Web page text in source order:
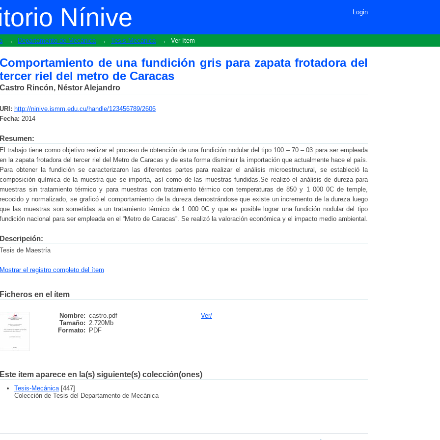
Nínive
gris para zapata frotadora del tercer riel del metro de
Login
→ Departamento de Mecánica → Tesis-Mecánica → Ver ítem
Comportamiento de una fundición gris para zapata frotadora del
tercer riel del metro de Caracas
Castro Rincón, Néstor Alejandro
URI: http://ninive.ismm.edu.cu/handle/123456789/2606
Fecha: 2014
Resumen:
El trabajo tiene como objetivo realizar el proceso de obtención de una fundición nodular del tipo 100 – 70 – 03 para ser empleada
en la zapata frotadora del tercer riel del Metro de Caracas y de esta forma disminuir la importación que actualmente hace el país.
Para obtener la fundición se caracterizaron las diferentes partes para realizar el análisis microestructural, se estableció la
composición química de la muestra que se importa, así como de las muestras fundidas.Se realizó el análisis de dureza para
muestras sin tratamiento térmico y para muestras con tratamiento térmico con temperaturas de 850 y 1 000 0C de temple,
recocido y normalizado, se graficó el comportamiento de la dureza demostrándose que existe un incremento de la dureza luego
que las muestras son sometidas a un tratamiento térmico de 1 000 0C y que es posible lograr una fundición nodular del tipo
fundición nacional para ser empleada en el “Metro de Caracas”. Se realizó la valoración económica y el impacto medio ambiental.
Descripción:
Tesis de Maestría
Mostrar el registro completo del ítem
Ficheros en el ítem
Nombre: castro.pdf
Tamaño: 2.720Mb
Formato:
PDF
Ver/
Este ítem aparece en la(s) siguiente(s) colección(ones)
Tesis-Mecánica[447]
Colección de Tesis del Departamento de Mecánica